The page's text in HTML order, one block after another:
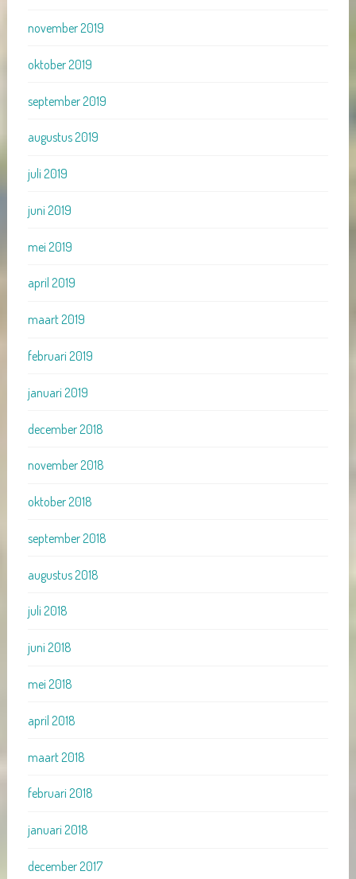
november 2019
oktober 2019
september 2019
augustus 2019
juli 2019
juni 2019
mei 2019
april 2019
maart 2019
februari 2019
januari 2019
december 2018
november 2018
oktober 2018
september 2018
augustus 2018
juli 2018
juni 2018
mei 2018
april 2018
maart 2018
februari 2018
januari 2018
december 2017